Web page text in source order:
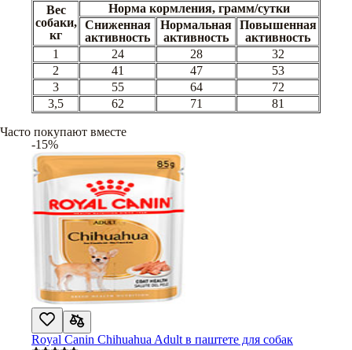
Вес
собаки,
кг
Норма кормления, грамм/сутки
Сниженная
активность
Нормальная
активность
Повышенная
активность
1
24 28
32
2
41 47
53
3
55 64
72
3,5
62 71 81
Часто покупают вместе
-15%
Royal Canin Chihuahua Adult в паштете для собак